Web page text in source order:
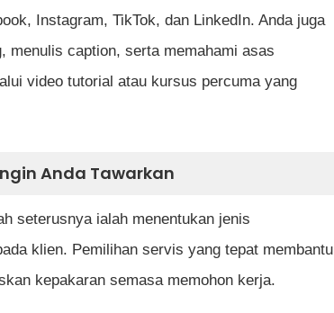
Instagram, TikTok, dan LinkedIn. Anda juga
menulis caption, serta memahami asas
video tutorial atau kursus percuma yang
Anda Tawarkan
seterusnya ialah menentukan jenis
klien. Pemilihan servis yang tepat membantu
kepakaran semasa memohon kerja.